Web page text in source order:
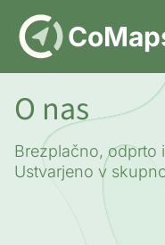
DE
O nas
Brezplačno, odprto
Ustvarjeno v